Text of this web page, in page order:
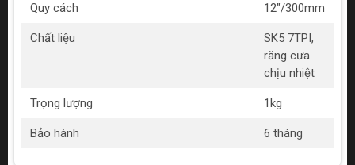
Quy cách 12"/300mm
Chất liệu
SK5 7TPI,
răng cưa
chịu nhiệt
Trọng lượng 1kg
Bảo hành 6 tháng